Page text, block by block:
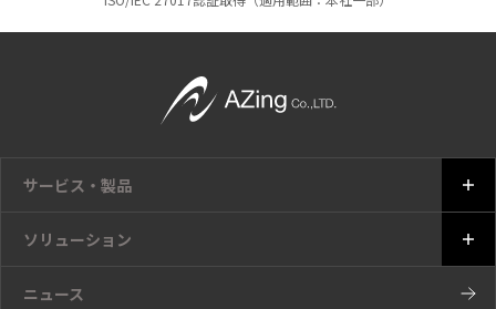
サービス・製品
ソリューション
ニュース